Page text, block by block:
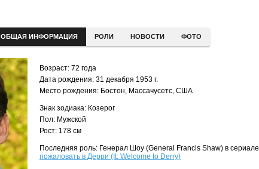
ОБЩАЯ ИНФОРМАЦИЯ РОЛИ НОВОСТИ ФОТО
Возраст: 72 года
Дата рождения: 31 декабря 1953 г.
Место рождения: Бостон, Массачусетс, США
Знак зодиака: Козерог
Пол: Мужской
Рост: 178 см
Последняя роль: Генерал Шоу (General Francis Shaw) в сериале
пожаловать в Дерри (It: Welcome to Derry)